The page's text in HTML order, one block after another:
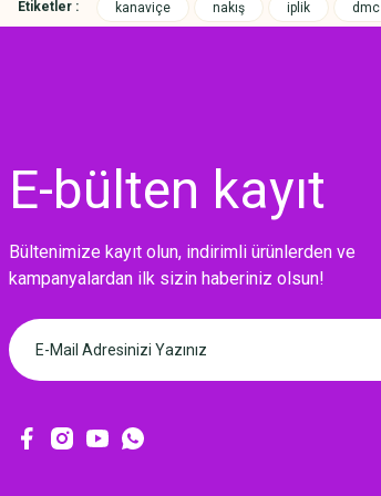
MIKNATISLI İĞNE TUTUCU-BAHAR
160,00 TL
Etiketler : kanaviçe nakış iplik dmc
E-bülten kayıt
Bültenimize kayıt olun, indirimli ürünlerden ve
kampanyalardan ilk sizin haberiniz olsun!